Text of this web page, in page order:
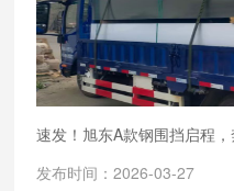
速发！旭东A款钢围挡启程
发布时间：2026-03-27